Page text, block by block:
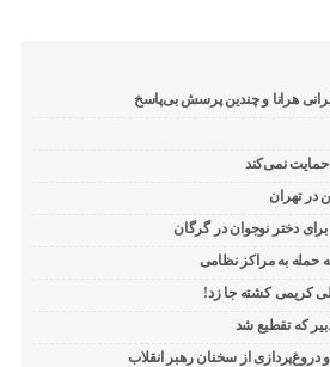
هرانا و چندین پرسش بی‌پاسخ
حمایت نمی‌کند
در تهران
دختر نوجوان در گرگان
حمله به مراکز نظامی
کریمی کشته جا زد!
که تقطیع شد
از سخنان رهبر انقلاب